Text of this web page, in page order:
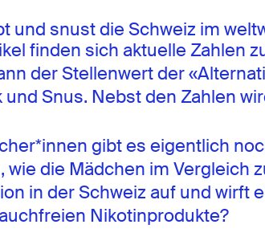
und snust die Schweiz im
finden sich aktuelle Zahlen
der Stellenwert der
und Snus. Nebst den Zahlen
gibt es eigentlich
wie die Mädchen im Vergleich
in der Schweiz auf und wirft
Nikotinprodukte?